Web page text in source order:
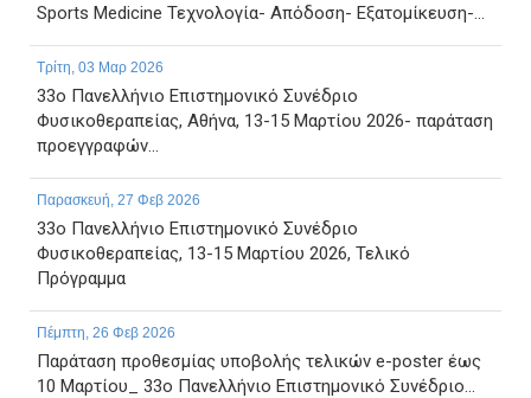
Sports Medicine Τεχνολογία- Απόδοση- Εξατομίκευση-...
Τρίτη, 03 Μαρ 2026
33ο Πανελλήνιο Επιστημονικό Συνέδριο
Φυσικοθεραπείας, Αθήνα, 13-15 Μαρτίου 2026- παράταση
προεγγραφών...
Παρασκευή, 27 Φεβ 2026
33ο Πανελλήνιο Επιστημονικό Συνέδριο
Φυσικοθεραπείας, 13-15 Μαρτίου 2026, Τελικό
Πρόγραμμα
Πέμπτη, 26 Φεβ 2026
Παράταση προθεσμίας υποβολής τελικών e-poster έως
10 Μαρτίου_ 33ο Πανελλήνιο Επιστημονικό Συνέδριο...